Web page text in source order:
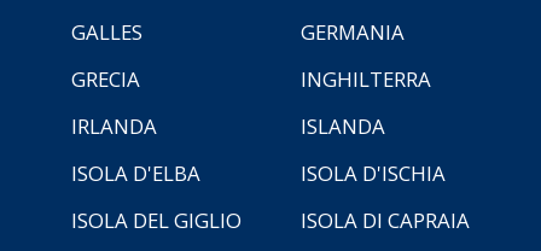
GALLES
GERMANIA
GRECIA
INGHILTERRA
IRLANDA
ISLANDA
ISOLA D'ELBA
ISOLA D'ISCHIA
ISOLA DEL GIGLIO
ISOLA DI CAPRAIA